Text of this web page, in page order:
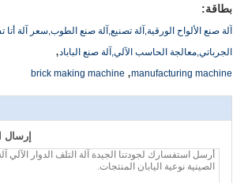
بطاقة:
آلة صنع الألواح الورقية,آلة تصنيع,آلة صنع الطوب,سعر آلة
الجرباتي,معالجة الحاسب الآلي,آلة صنع الباباد,
manufacturing machine
,
brick making machine
إرسال